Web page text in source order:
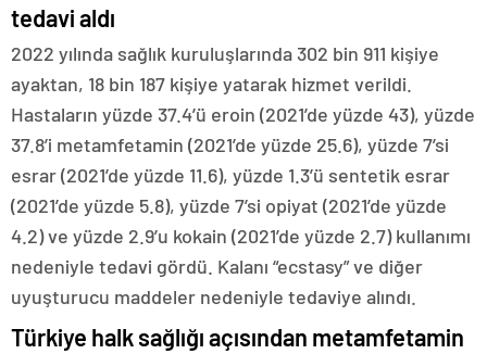
tedavi aldı
2022 yılında sağlık kuruluşlarında 302 bin 911 kişiye
ayaktan, 18 bin 187 kişiye yatarak hizmet verildi.
Hastaların yüzde 37.4’ü eroin (2021’de yüzde 43), yüzde
37.8’i metamfetamin (2021’de yüzde 25.6), yüzde 7’si
esrar (2021’de yüzde 11.6), yüzde 1.3’ü sentetik esrar
(2021’de yüzde 5.8), yüzde 7’si opiyat (2021’de yüzde
4.2) ve yüzde 2.9’u kokain (2021’de yüzde 2.7) kullanımı
nedeniyle tedavi gördü. Kalanı “ecstasy” ve diğer
uyuşturucu maddeler nedeniyle tedaviye alındı.
Türkiye halk sağlığı açısından metamfetamin